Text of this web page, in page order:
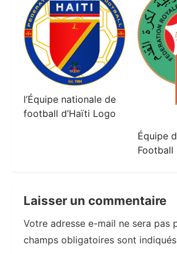
l’Équipe nationale de
football d’Haïti Logo
Équipe
Football
Laisser un commentaire
Votre adresse e-mail ne sera pas
champs obligatoires sont